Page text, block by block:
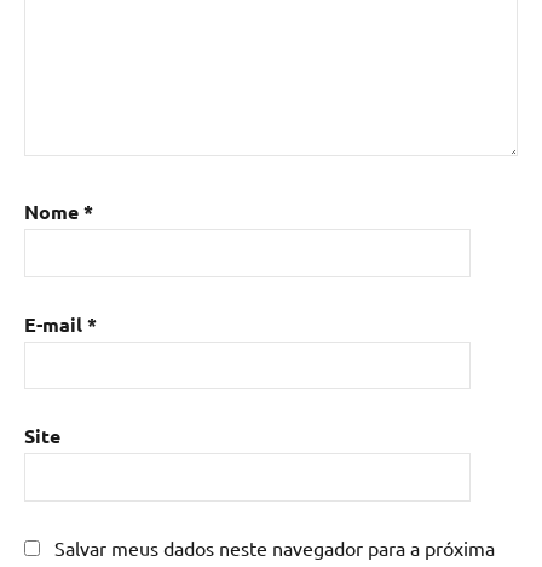
de
com
madeira
mesa
epoxi
mesa
de
Nome*
E-mail*
Site
Salvar meus dados neste navegador para a próxima